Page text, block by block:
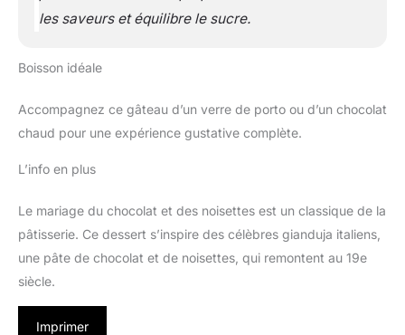
les saveurs et équilibre le sucre.
Boisson idéale
Accompagnez ce gâteau d’un verre de porto ou d’un chocolat
chaud pour une expérience gustative complète.
L’info en plus
Le mariage du chocolat et des noisettes est un classique de la
pâtisserie. Ce dessert s’inspire des célèbres gianduja italiens,
une pâte de chocolat et de noisettes, qui remontent au 19e
siècle.
Imprimer